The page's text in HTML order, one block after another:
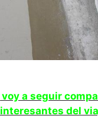
voy a seguir
del